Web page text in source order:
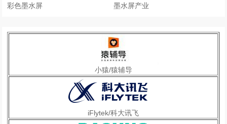
彩色墨水屏
墨水屏产业
小猿/猿辅导
iFlytek/科大讯飞